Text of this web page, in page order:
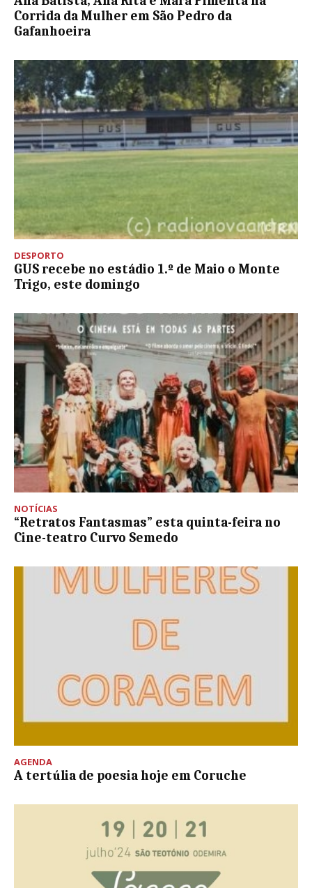
Corrida da Mulher em São Pedro da
Gafanhoeira
DESPORTO
GUS recebe no estádio 1.º de Maio o Monte
Trigo, este domingo
NOTÍCIAS
“Retratos Fantasmas” esta quinta-feira no
Cine-teatro Curvo Semedo
AGENDA
A tertúlia de poesia hoje em Coruche